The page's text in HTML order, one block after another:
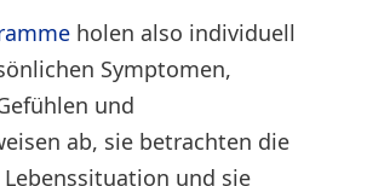
holen also individuell
Symptomen,
und
ab, sie betrachten die
und sie